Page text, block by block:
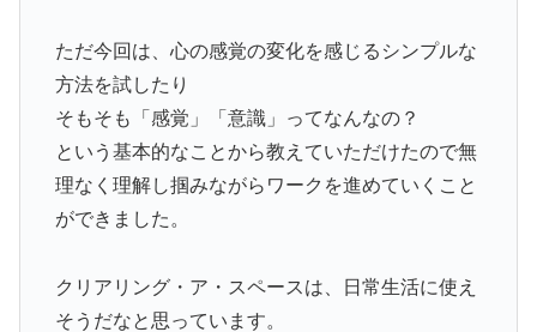
ただ今回は、心の感覚の変化を感じるシンプルな
方法を試したり
そもそも「感覚」「意識」ってなんなの？
という基本的なことから教えていただけたので無
理なく理解し掴みながらワークを進めていくこと
ができました。
クリアリング・ア・スペースは、日常生活に使え
そうだなと思っています。